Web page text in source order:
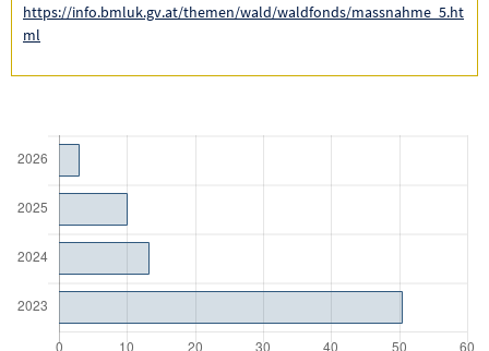
https://info.bmluk.gv.at/themen/wald/waldfonds/massnahme_5.ht
ml